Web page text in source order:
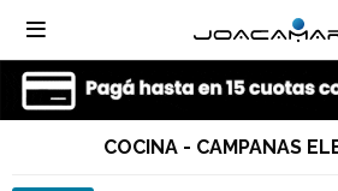

COCINA - CAMPANAS